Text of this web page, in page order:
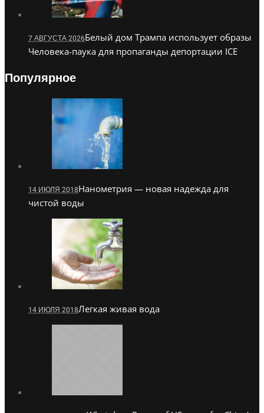
7 АВГУСТА 2026Белый дом Трампа использует образы
Человека-паука для пропаганды депортации ICE
Популярное
14 ИЮЛЯ 2018Нанометрия — новая надежда для
чистой воды
14 ИЮЛЯ 2018Легкая живая вода